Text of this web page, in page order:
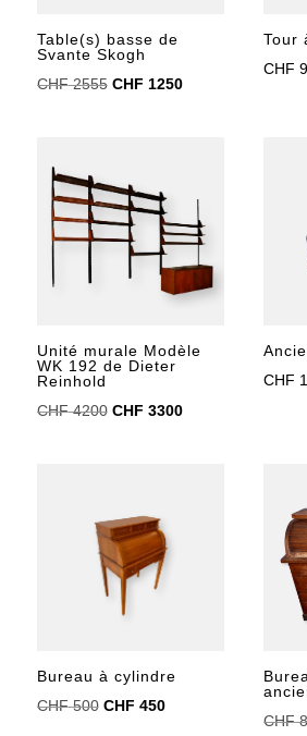
Table(s) basse de
Svante Skogh
CHF2555 Le
CHF 2555.
CHF 1250Le
CHF 1250.
Tour
CHF
Unité murale Modèle
WK 192 de Dieter
Reinhold
CHF4200 Le
CHF 4200.
CHF 3300Le
CHF
Bureau à cylindre
CHF500 Le
CHF 450Le
CHF